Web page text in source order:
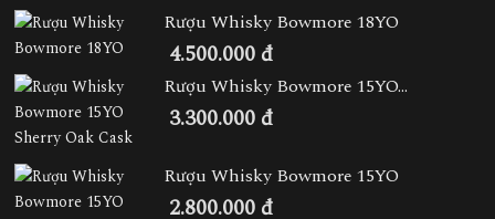
Rượu Whisky Bowmore 18YO
4.500.000 đ
Rượu Whisky Bowmore 15YO...
3.300.000 đ
Rượu Whisky Bowmore 15YO
2.800.000 đ